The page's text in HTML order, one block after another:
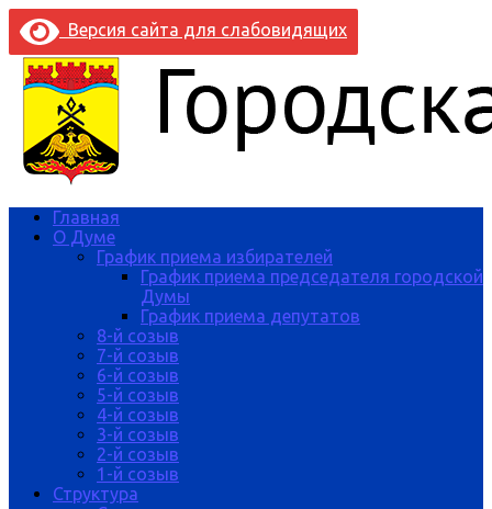
Версия сайта для слабовидящих
Главная
О Думе
График приема избирателей
График приема председателя городской
Думы
График приема депутатов
8-й созыв
7-й созыв
6-й созыв
5-й созыв
4-й созыв
3-й созыв
2-й созыв
1-й созыв
Структура